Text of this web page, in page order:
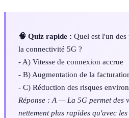
🧠 Quiz rapide : Quel est l'un
la connectivité 5G ?
- A) Vitesse de connexion accrue
- B) Augmentation de la
- C) Réduction des risques
Réponse : A — La 5G permet des
nettement plus rapides qu'avec